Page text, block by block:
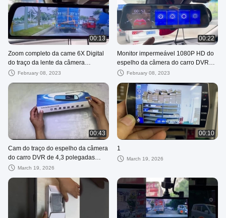
00:13
Zoom completo da came 6X Digital
do traço da lente da câmera
completa do carro DVR do écran
February 08, 2023
00:22
Monitor impermeável 1080P HD do
espelho da câmera do carro DVR
IP57February 08, 2023
00:43
Cam do traço do espelho da câmera
do carro DVR de 4,3 polegadas
1080p dianteiro e traseiro
March 19, 2026
00:10
1
March 19, 2026